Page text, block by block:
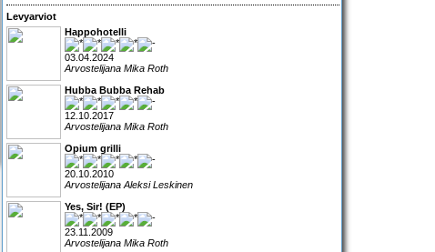
Levyarviot
Happohotelli
03.04.2024
Arvostelijana Mika Roth
Hubba Bubba Rehab
12.10.2017
Arvostelijana Mika Roth
Opium grilli
20.10.2010
Arvostelijana Aleksi Leskinen
Yes, Sir! (EP)
23.11.2009
Arvostelijana Mika Roth